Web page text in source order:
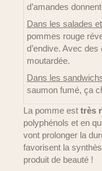
d’amandes
Dans les salades
pommes rouge
d’endive. Avec
moutardée.
Dans les
saumon fumé, ça
La pomme est très
polyphénols et en
vont prolonger la
favorisent la
produit de beauté !